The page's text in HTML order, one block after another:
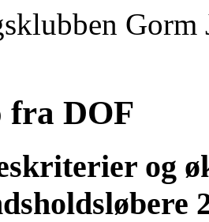
fra DOF
og